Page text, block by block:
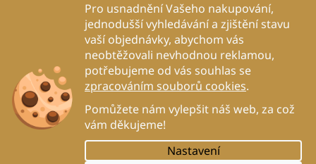
Pro usnadnění Vašeho nakupování,
jednodušší vyhledávání a zjištění stavu
vaší objednávky, abychom vás
neobtěžovali nevhodnou reklamou,
potřebujeme od vás souhlas se
zpracováním souborů cookies.
Pomůžete nám vylepšit náš web, za což
vám děkujeme!
Nastavení
Podmínky ochrany osobních údajů
Proč to děláme?
Blog
DogRehab